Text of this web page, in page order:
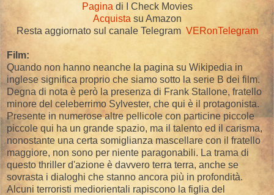
Pagina di I Check Movies
Acquista su Amazon
Resta aggiornato sul canale Telegram VERonTelegram
Film:
Quando non hanno neanche la pagina su Wikipedia in
inglese significa proprio che siamo sotto la serie B dei film.
Degna di nota è però la presenza di Frank Stallone, fratello
minore del celeberrimo Sylvester, che qui è il protagonista.
Presente in numerose altre pellicole con particine piccole
piccole qui ha un grande spazio, ma il talento ed il carisma,
nonostante una certa somiglianza mascellare con il fratello
maggiore, non sono per niente paragonabili. La trama di
questo thriller d'azione è davvero terra terra, anche se
sovrasta i dialoghi che stanno ancora più in profondità.
Alcuni terroristi mediorientali rapiscono la figlia del